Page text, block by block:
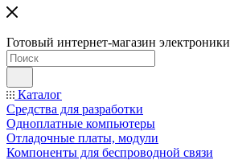
Готовый интернет-магазин электроники
Каталог
Средства для разработки
Одноплатные компьютеры
Отладочные платы, модули
Компоненты для беспроводной связи